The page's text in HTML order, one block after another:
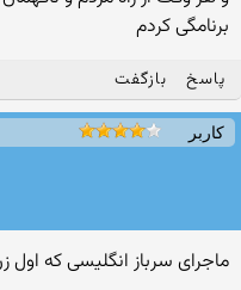
برنامگی کردم
پاسخ بازگفت
کاربر
ماجرای سرباز انگلیسی که